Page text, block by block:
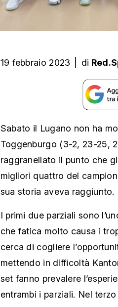
19 febbraio 2023 di
Sabato il Lugano non ha
Toggenburgo (3-2, 23-25,
raggranellato il punto che
migliori quattro del
sua storia aveva raggiunto.
I primi due parziali sono
che fatica molto causa i
cerca di cogliere
mettendo in difficoltà
set fanno prevalere
entrambi i parziali. Nel